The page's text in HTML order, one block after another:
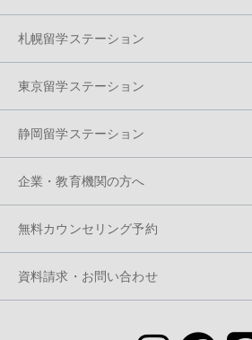
札幌留学ステーション
東京留学ステーション
静岡留学ステーション
企業・教育機関の方へ
無料カウンセリング予約
資料請求・お問い合わせ